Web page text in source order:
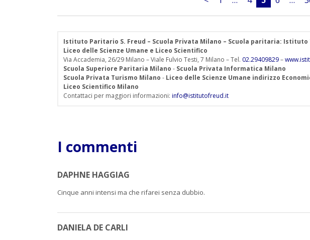
Istituto Paritario S. Freud – Scuola Privata Milano – Scuola paritaria:
Liceo delle Scienze Umane e Liceo Scientifico
Via Accademia, 26/29 Milano – Viale Fulvio Testi, 7 Milano – Tel. 02.29409829–
Scuola Superiore Paritaria Milano - Scuola Privata Informatica Milano
Scuola Privata Turismo Milano - Liceo delle Scienze Umane indirizzo
Liceo Scientifico Milano
Contattaci per maggiori informazioni: info@istitutofreud.it
I commenti
DAPHNE HAGGIAG
Cinque anni intensi ma che rifarei senza dubbio.
DANIELA DE CARLI